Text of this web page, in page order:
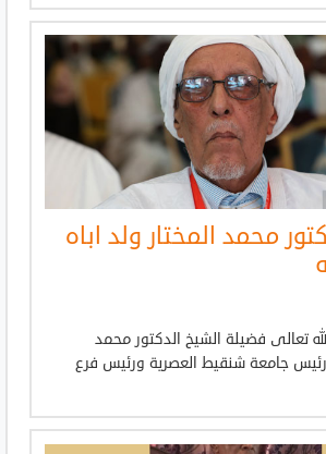
محمد المختار ولد اباه
تعالى فضيلة الشيخ الدكتور محمد
، رئيس جامعة شنقيط العصرية ورئيس فرع